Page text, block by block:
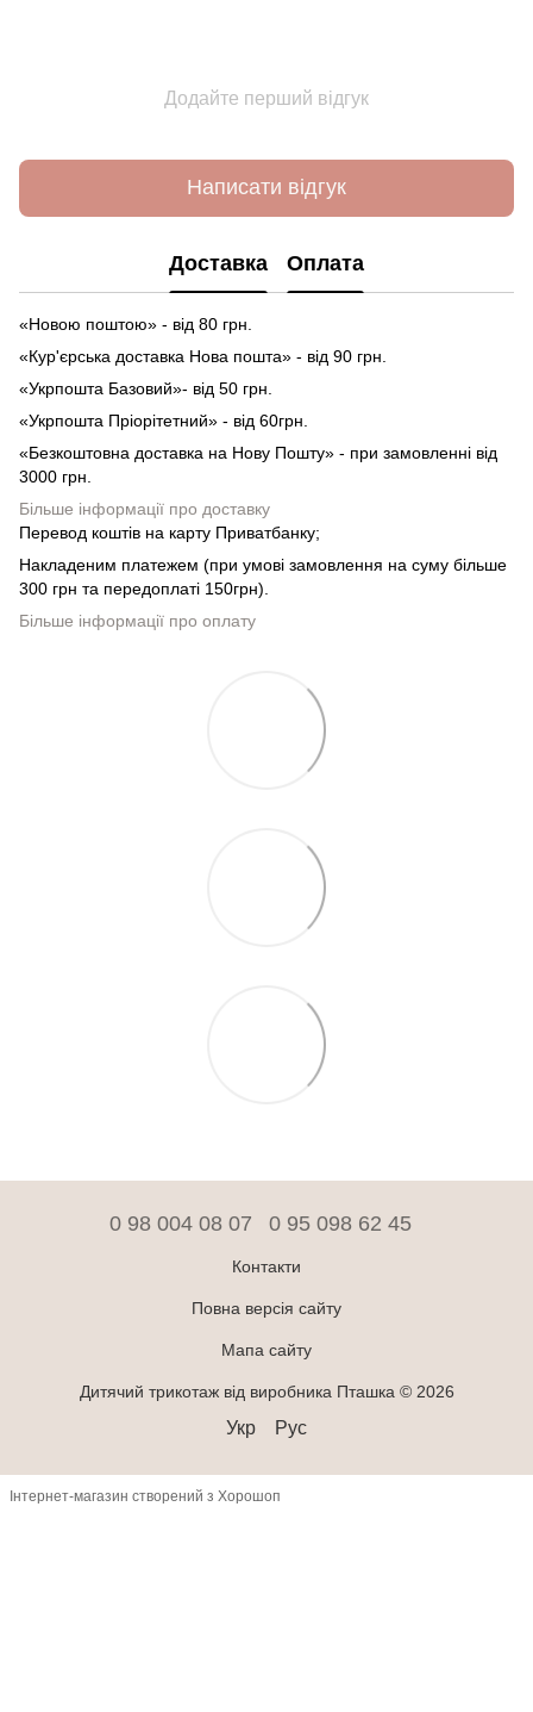
Додайте перший відгук
Написати відгук
Доставка Оплата
«Новою поштою» - від 80 грн.
«Кур'єрська доставка Нова пошта» - від 90 грн.
«Укрпошта Базовий»- від 50 грн.
«Укрпошта Пріорітетний» - від 60грн.
«Безкоштовна доставка на Нову Пошту» - при замовленні від
3000 грн.
Більше інформації про доставку
Перевод коштів на карту Приватбанку;
Накладеним платежем (при умові замовлення на суму більше
300 грн та передоплаті 150грн).
Більше інформації про оплату
0 98 004 08 07 0 95 098 62 45
Контакти
Повна версія сайту
Мапа сайту
Дитячий трикотаж від виробника Пташка © 2026
Укр Рус
Інтернет-магазин створений з Хорошоп